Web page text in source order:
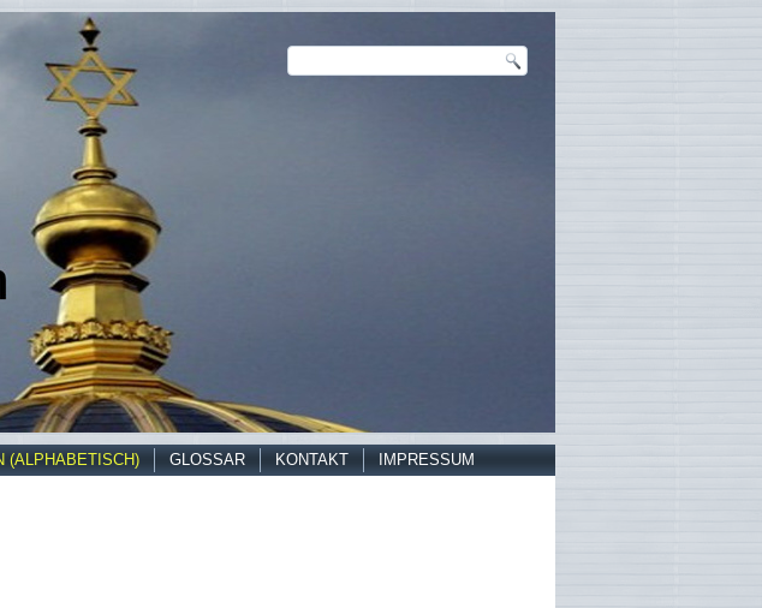
(ALPHABETISCH) GLOSSAR KONTAKT
IMPRESSUM